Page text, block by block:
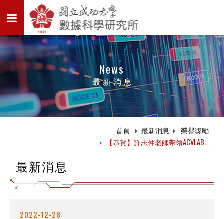
News
最新消息
首頁 最新消息
榮譽獎勵
【恭賀】許志仲老師帶領ACVLAB...
最新消息
2022-12-28